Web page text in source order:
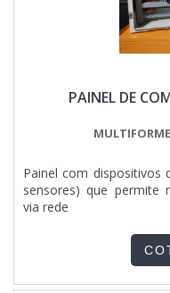
PAINEL DE
Painel com dispositivos
sensores) que permite
via rede